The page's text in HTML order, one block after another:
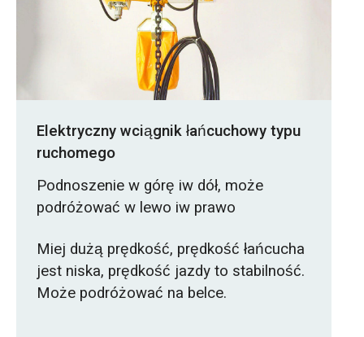
Elektryczny wciągnik łańcuchowy typu
ruchomego
Podnoszenie w górę iw dół, może
podróżować w lewo iw prawo
Miej dużą prędkość, prędkość łańcucha
jest niska, prędkość jazdy to stabilność.
Może podróżować na belce.